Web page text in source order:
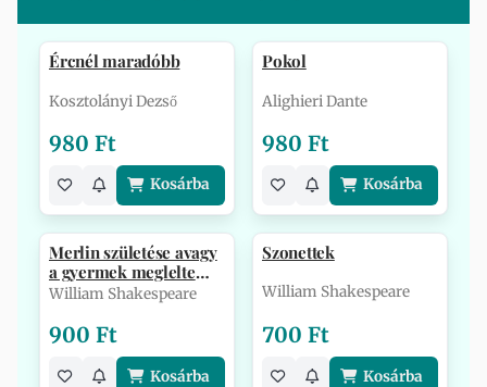
Ércnél maradóbb
Kosztolányi Dezső
980 Ft
Kosárba
Pokol
Alighieri Dante
980 Ft
Kosárba
Merlin születése avagy
a gyermek meglelte
apját
William Shakespeare
900 Ft
Kosárba
Szonettek
William Shakespeare
700 Ft
Kosárba